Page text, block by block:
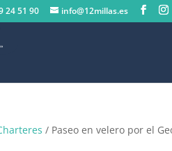
24 51 90 info@12millas.es
/ Paseo en velero por el